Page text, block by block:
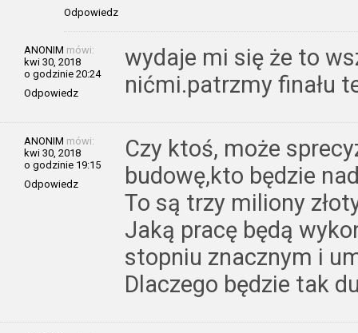
Odpowiedz
ANONIM mówi:
kwi 30, 2018
o godzinie 20:24
Odpowiedz
wydaje mi się że to
nićmi.patrzmy finału
ANONIM mówi:
kwi 30, 2018
o godzinie 19:15
Odpowiedz
Czy ktoś, może
budowę,kto będzie
To są trzy miliony
Jaką pracę będą
stopniu znacznym i
Dlaczego będzie tak